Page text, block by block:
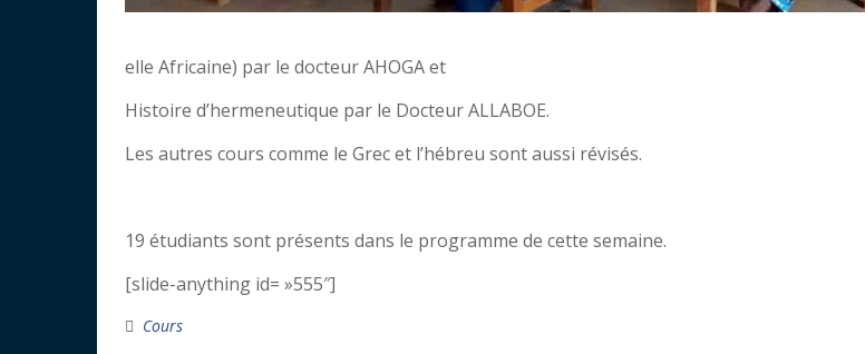
elle Africaine) par le docteur AHOGA et
Histoire d’hermeneutique par le Docteur ALLABOE.
Les autres cours comme le Grec et l’hébreu sont aussi révisés.
19 étudiants sont présents dans le programme de cette semaine.
[slide-anything id= »555″]
Cours